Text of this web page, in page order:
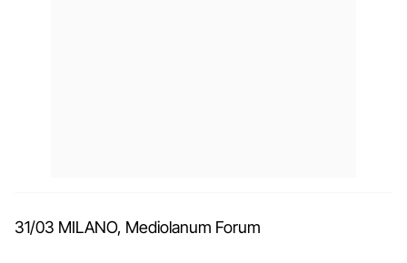
31/03 MILANO, Mediolanum Forum